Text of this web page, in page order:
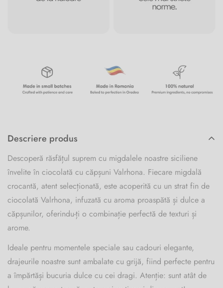
Descriere produs
Descoperă răsfățul suprem cu migdalele noastre siciliene
învelite în ciocolată cu căpșuni Valrhona. Fiecare migdală
crocantă, atent selecționată, este acoperită cu un strat fin de
ciocolată Valrhona, infuzată cu aroma proaspătă și dulce a
căpșunilor, oferindu-ți o combinație perfectă de texturi și
arome.
Ideale pentru momentele speciale sau cadouri elegante,
drajeurile noastre sunt ambalate cu grijă, fiind perfecte pentru
a împărtăși bucuria dulce cu cei dragi. Atenție: sunt atât de